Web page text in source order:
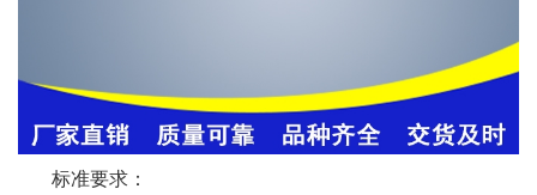
标准要求：